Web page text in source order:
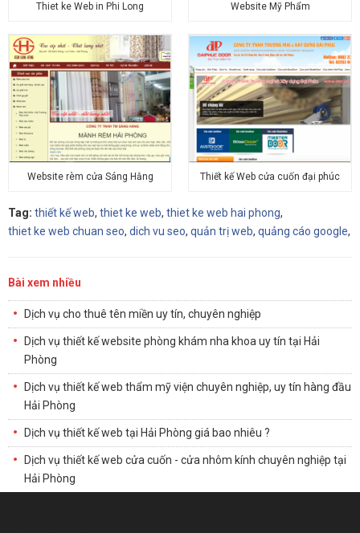
Thiet ke Web in Phi Long Website Mỹ Phẩm
Website rèm cửa Sáng Hằng Thiết kế Web cửa cuốn đại phúc
Tag: thiết kế web, thiet ke web, thiet ke web hai phong,
thiet ke web chuan seo, dich vu seo, quản trị web, quảng cáo google,
Bài xem nhiều
Dịch vụ cho thuê tên miền uy tín, chuyên nghiệp
Dịch vụ thiết kế website phòng khám nha khoa uy tín tại Hải
Phòng
Dịch vụ thiết kế web thẩm mỹ viện chuyên nghiệp, uy tín hàng đầu
Hải Phòng
Dịch vụ thiết kế web tại Hải Phòng giá bao nhiêu ?
Dịch vụ thiết kế web cửa cuốn - cửa nhôm kính chuyên nghiệp tại
Hải Phòng